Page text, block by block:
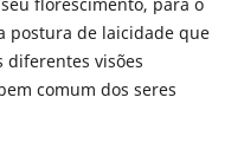
postura de laicidade que
diferentes visões
comum dos seres